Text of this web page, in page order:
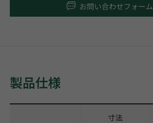
お問い合わせフォーム
製品仕様
寸法